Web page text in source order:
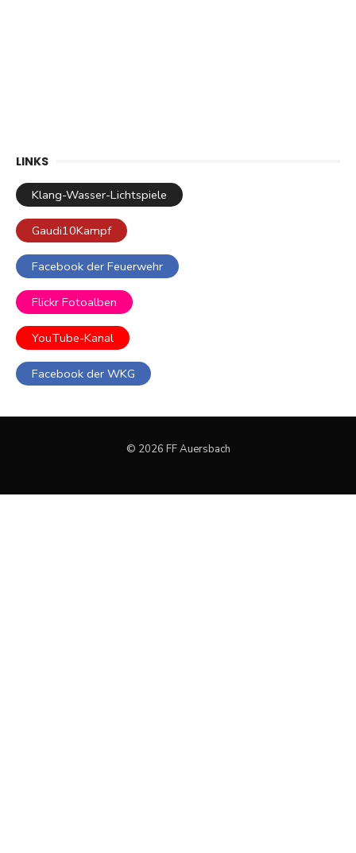
LINKS
Klang-Wasser-Lichtspiele
Gaudi10Kampf
Facebook der Feuerwehr
Flickr Fotoalben
YouTube-Kanal
Facebook der WKG
© 2026 FF Auersbach